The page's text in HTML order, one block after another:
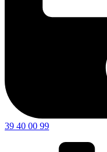
39 40 00 99